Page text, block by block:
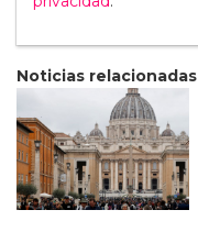
Noticias relacionadas